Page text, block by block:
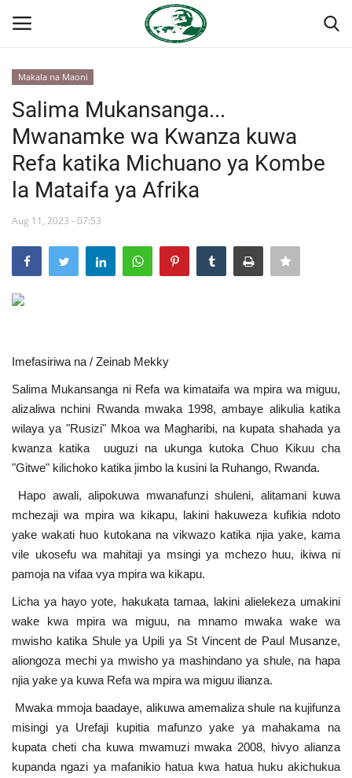
Nyumba
Jukwaa la Nasser la Kimataifa
Wasiliana
Onyesho la Majaribio
Misri
Urithi wa Nasser
Habari
Harakati ya Nasser kwa Vijana
Udhamini wa Nasser
Kanuni na Masharti ya Udhamini wa
Nasser
Nyaraka na Marejeleo
Waanzilishi
Raia wa ulimwengu mzima
Nyaraka
Nafasi
Makala na Maoni
Salima Mukansanga...
Mwanamke wa Kwanza kuwa
Refa katika Michuano ya Kombe
la Mataifa ya Afrika
Aug 11, 2023 - 07:53
Imefasiriwa na / Zeinab Mekky
Salima Mukansanga ni Refa wa kimataifa wa mpira wa miguu,
alizaliwa nchini Rwanda mwaka 1998, ambaye alikulia katika
wilaya ya "Rusizi" Mkoa wa Magharibi, na kupata shahada ya
kwanza katika uuguzi na ukunga kutoka Chuo Kikuu cha
"Gitwe" kilichoko katika jimbo la kusini la Ruhango, Rwanda.
Hapo awali, alipokuwa mwanafunzi shuleni, alitamani kuwa
mchezaji wa mpira wa kikapu, lakini hakuweza kufikia ndoto
yake wakati huo kutokana na vikwazo katika njia yake, kama
vile ukosefu wa mahitaji ya msingi ya mchezo huu, ikiwa ni
pamoja na vifaa vya mpira wa kikapu.
Licha ya hayo yote, hakukata tamaa, lakini alielekeza umakini
wake kwa mpira wa miguu, na mnamo mwaka wake wa
mwisho katika Shule ya Upili ya St Vincent de Paul Musanze,
aliongoza mechi ya mwisho ya mashindano ya shule, na hapa
njia yake ya kuwa Refa wa mpira wa miguu ilianza.
Mwaka mmoja baadaye, alikuwa amemaliza shule na kujifunza
misingi ya Urefaji kupitia mafunzo yake ya mahakama na
kupata cheti cha kuwa mwamuzi mwaka 2008, hivyo alianza
kupanda ngazi ya mafanikio hatua kwa hatua huku akichukua